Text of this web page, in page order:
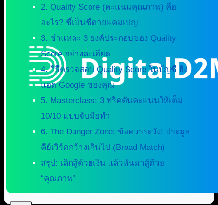
2. Quality Score (คะแนนคุณภาพ) คือ
อะไร? ชี้เป็นชี้ตายแคมเปญ
3. ชำแหละ 3 องค์ประกอบของ Quality
Score อย่างละเอียด
4. วิธีตรวจสอบ Quality Score ในบัญชี ยิง
แอด Google ของคุณ
5. Masterclass: 3 ทริคดันคะแนนให้เต็ม
10/10 แบบจับมือทำ
6. The Danger Zone: ข้อควรระวัง! ประมูล
คีย์เวิร์ดกว้างเกินไป (Broad Match)
สรุป: เลิกสู้ด้วยเงิน แล้วหันมาสู้ด้วย
“คุณภาพ”